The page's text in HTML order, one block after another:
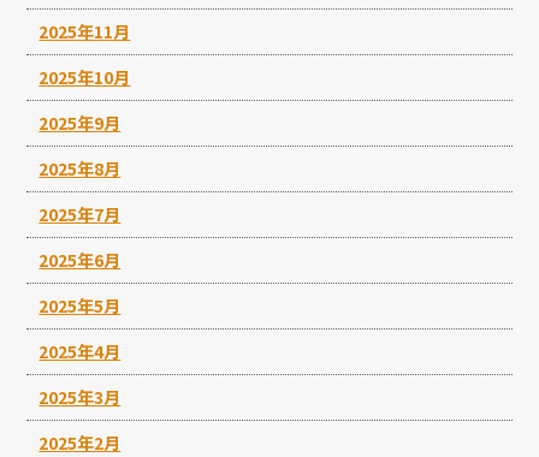
2025年11月
2025年10月
2025年9月
2025年8月
2025年7月
2025年6月
2025年5月
2025年4月
2025年3月
2025年2月